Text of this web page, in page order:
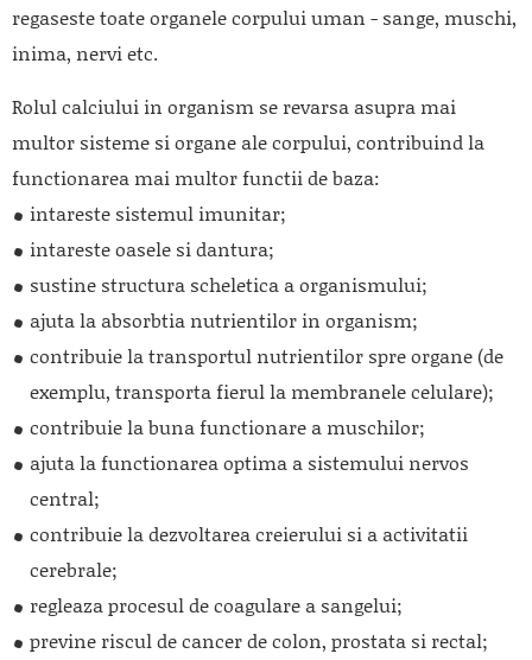
regaseste toate organele corpului uman - sange, muschi,
inima, nervi etc.
Rolul calciului in organism se revarsa asupra mai
multor sisteme si organe ale corpului, contribuind la
functionarea mai multor functii de baza:
intareste sistemul imunitar;
intareste oasele si dantura;
sustine structura scheletica a organismului;
ajuta la absorbtia nutrientilor in organism;
contribuie la transportul nutrientilor spre organe (de
exemplu, transporta fierul la membranele celulare);
contribuie la buna functionare a muschilor;
ajuta la functionarea optima a sistemului nervos
central;
contribuie la dezvoltarea creierului si a activitatii
cerebrale;
regleaza procesul de coagulare a sangelui;
previne riscul de cancer de colon, prostata si rectal;